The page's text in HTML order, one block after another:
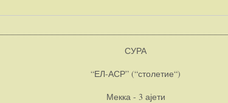
СУРА
“ЕЛ-АСР” (“столетие“)
Мекка - 3 ајети